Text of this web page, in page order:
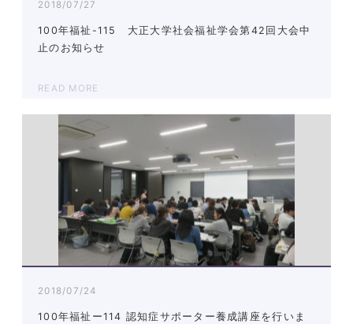
2018/07/27
100年福祉-115 大正大学社会福祉学会第42回大会中
止のお知らせ
READ MORE
2018/07/24
100年福祉ー114 認知症サポーター養成講座を行いま